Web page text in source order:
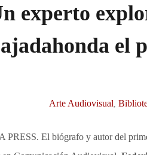
experto
el
Arte Audiovisual
PRESS. El biógrafo y autor del